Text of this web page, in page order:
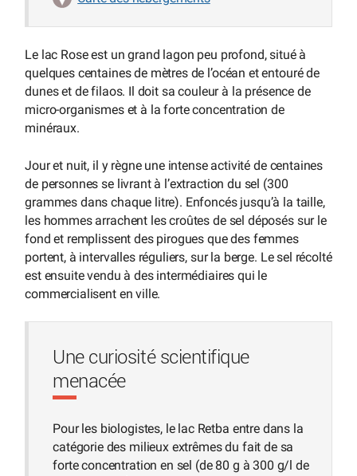
Le lac Rose est un grand lagon peu profond, situé à
quelques centaines de mètres de l’océan et entouré de
dunes et de filaos. Il doit sa couleur à la présence de
micro-organismes et à la forte concentration de
minéraux.
Jour et nuit, il y règne une intense activité de centaines
de personnes se livrant à l’extraction du sel (300
grammes dans chaque litre). Enfoncés jusqu’à la taille,
les hommes arrachent les croûtes de sel déposés sur le
fond et remplissent des pirogues que des femmes
portent, à intervalles réguliers, sur la berge. Le sel récolté
est ensuite vendu à des intermédiaires qui le
commercialisent en ville.
Une curiosité scientifique
menacée
Pour les biologistes, le lac Retba entre dans la
catégorie des milieux extrêmes du fait de sa
forte concentration en sel (de 80 g à 300 g/l de